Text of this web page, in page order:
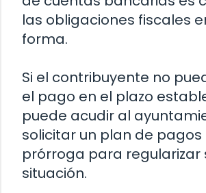
las obligaciones fiscales
forma.
Si el contribuyente no
el pago en el plazo
puede acudir al
solicitar un plan de pagos
prórroga para regularizar
situación.